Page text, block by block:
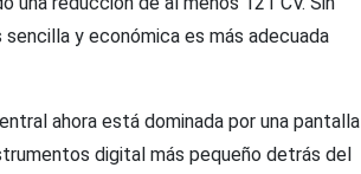
y económica es más adecuada
ahora está dominada por una pantalla
digital más pequeño detrás del